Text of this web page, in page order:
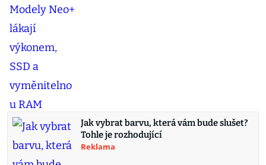
Jak vybrat barvu, která vám bude slušet?
Tohle je rozhodující
Reklama